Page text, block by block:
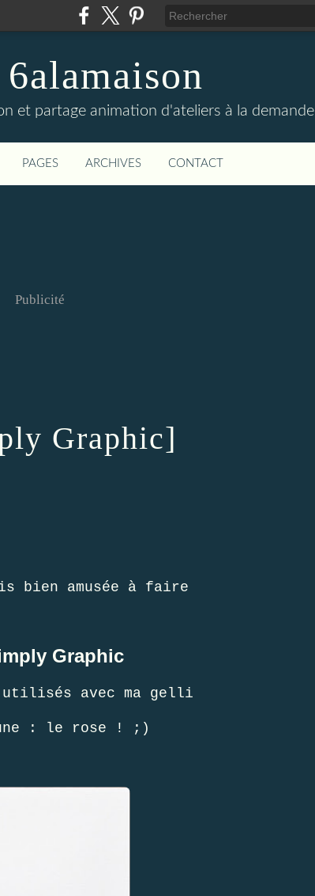
et partage animation d'ateliers à la demande
PAGES ARCHIVES CONTACT
Publicité
Graphic]
bien amusée à faire
Graphic
avec ma gelli
: le rose ! ;)